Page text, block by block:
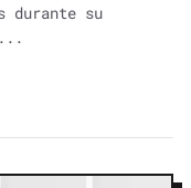
durante su